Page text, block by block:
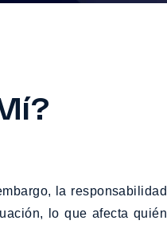
la responsabilidad
lo que afecta quién